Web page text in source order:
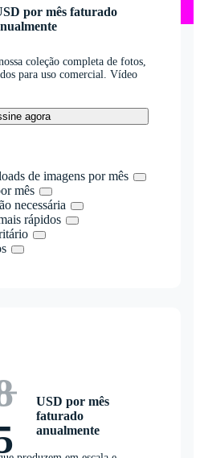
por mês faturado
coleção completa de fotos,
para uso comercial. Vídeo
agora
de imagens por mês
mês
necessária
rápidos
USD por mês
faturado
anualmente